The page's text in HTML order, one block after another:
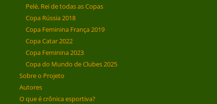
Pelé, Rei de todas as Copas
Copa Rússia 2018
Copa Feminina França 2019
Copa Catar 2022
Copa Feminina 2023
Copa do Mundo de Clubes 2025
Sobre o Projeto
Autores
O que é crônica esportiva?